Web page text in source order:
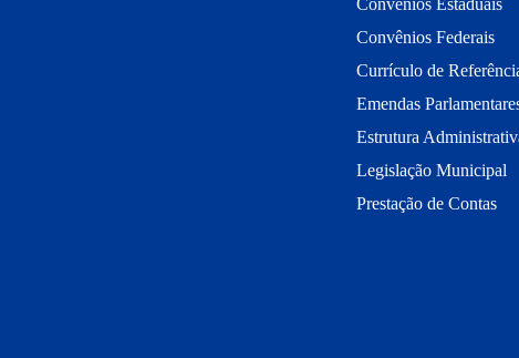
Convênios Estaduais
Convênios Federais
Currículo de
Emendas
Estrutura
Legislação Municipal
Prestação de Contas